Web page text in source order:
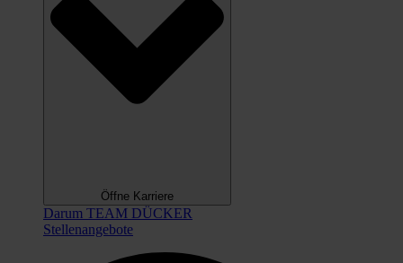
Öffne Karriere
Darum TEAM DÜCKER
Stellenangebote